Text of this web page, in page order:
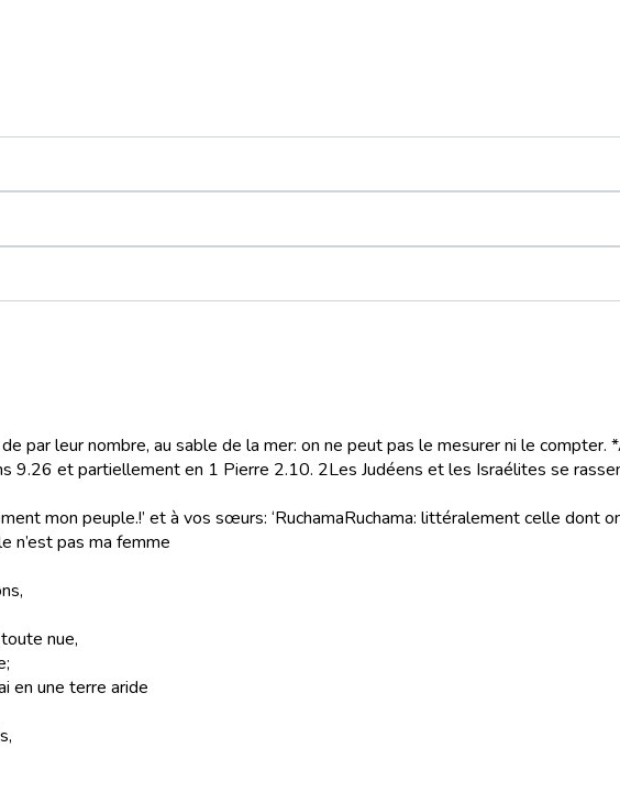
par leur nombre, au sable de la mer: on ne peut pas le mesurer ni le compter.
9.26 et partiellement en 1 Pierre 2.10. 2Les Judéens et les Israélites se
mon peuple.!’ et à vos sœurs: ‘RuchamaRuchama: littéralement celle dont
n’est pas ma femme
nue,
en une terre aride